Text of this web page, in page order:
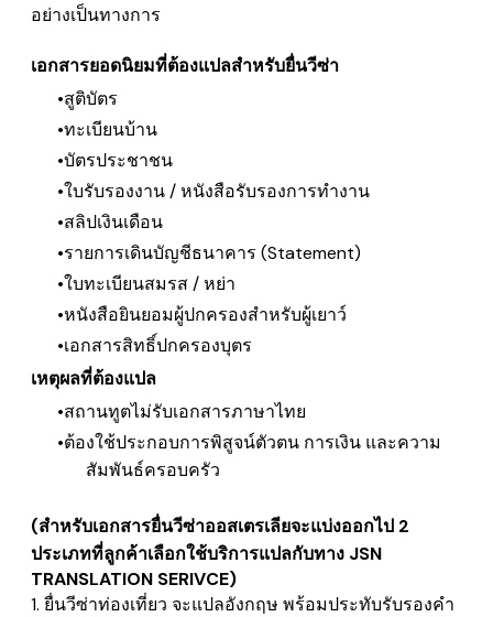
อย่างเป็นทางการ
เอกสารยอดนิยมที่ต้องแปลสำหรับยื่นวีซ่า
สูติบัตร
ทะเบียนบ้าน
บัตรประชาชน
ใบรับรองงาน / หนังสือรับรองการทำงาน
สลิปเงินเดือน
รายการเดินบัญชีธนาคาร (Statement)
ใบทะเบียนสมรส / หย่า
หนังสือยินยอมผู้ปกครองสำหรับผู้เยาว์
เอกสารสิทธิ์ปกครองบุตร
เหตุผลที่ต้องแปล
สถานทูตไม่รับเอกสารภาษาไทย
ต้องใช้ประกอบการพิสูจน์ตัวตน การเงิน และความ
สัมพันธ์ครอบครัว
(สำหรับเอกสารยื่นวีซ่าออสเตรเลียจะแบ่งออกไป 2
ประเภทที่ลูกค้าเลือกใช้บริการแปลกับทาง JSN
TRANSLATION SERIVCE)
1. ยื่นวีซ่าท่องเที่ยว จะแปลอังกฤษ พร้อมประทับรับรองคำ